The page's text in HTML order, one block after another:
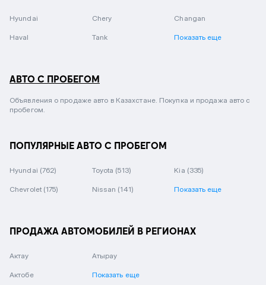
Hyundai Chery Changan
Haval Tank Показать еще
АВТО С ПРОБЕГОМ
Объявления о продаже авто в Казахстане. Покупка и продажа авто с
пробегом.
ПОПУЛЯРНЫЕ АВТО С ПРОБЕГОМ
Hyundai (762) Toyota (513) Kia (335)
Chevrolet (175) Nissan (141) Показать еще
ПРОДАЖА АВТОМОБИЛЕЙ В РЕГИОНАХ
Актау
Актобе
Атырау
Показать еще